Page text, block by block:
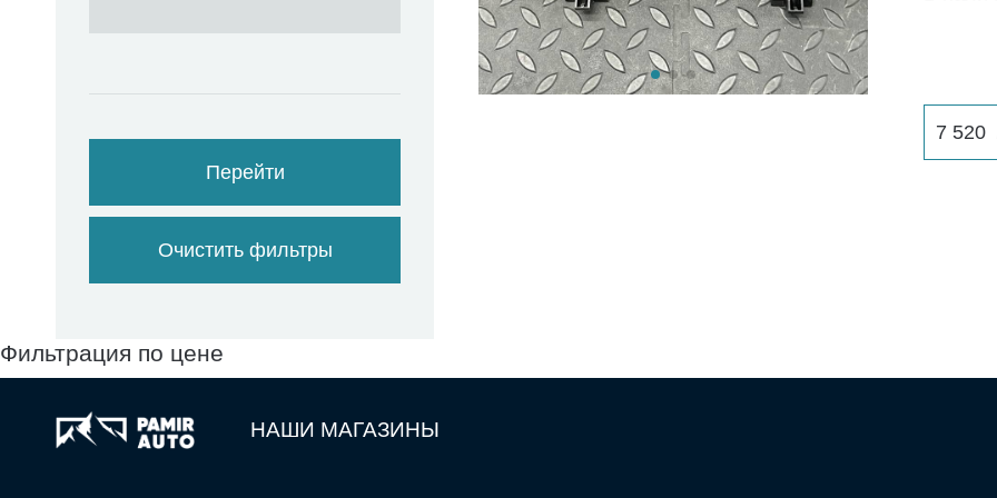
Перейти
Очистить фильтры
7 520
Фильтрация по цене
НАШИ МАГАЗИНЫ